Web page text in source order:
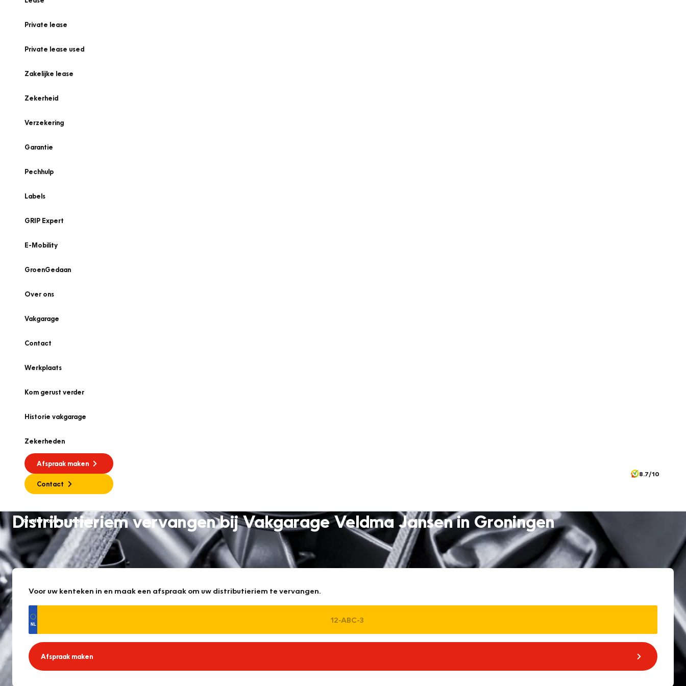
Private lease
Private lease used
Zakelijke lease
Zekerheid
Verzekering
Garantie
Pechhulp
Labels
GRIP Expert
E-Mobility
GroenGedaan
Over ons
Vakgarage
Contact
Werkplaats
Kom gerust verder
Historie vakgarage
Zekerheden
Afspraak maken
Contact
8.7/10
Onderhoud en reparatie
Distributieriem vervangen bij Vakgarage Veldma Jansen in Groningen
Voor uw kenteken in en maak een afspraak om uw distributieriem te vervangen.
Afspraak maken